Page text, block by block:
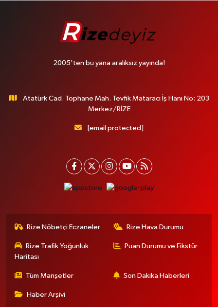
2005'ten bu yana aralıksız yayında!
Atatürk Cad. Tophane Mah. Tevfik Mataracı İş Hanı No: 203
Merkez/RİZE
[email protected]
Rize Nöbetçi Eczaneler Rize Hava Durumu
Rize Trafik Yoğunluk
Haritası
Puan Durumu ve Fikstür
Tüm Manşetler Son Dakika Haberleri
Haber Arşivi